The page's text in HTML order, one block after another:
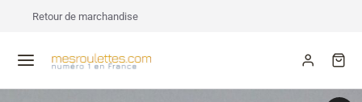
Retour de marchandise